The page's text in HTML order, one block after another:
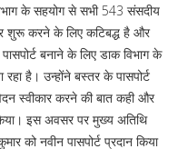
के सहयोग से सभी 543 संसदीय
शुरू करने के लिए कटिबद्ध है और
बनाने के लिए डाक विभाग के
रहा है। उन्होंने बस्तर के पासपोर्ट
स्वीकार करने की बात कही और
इस अवसर पर मुख्य अतिथि
को नवीन पासपोर्ट प्रदान किया